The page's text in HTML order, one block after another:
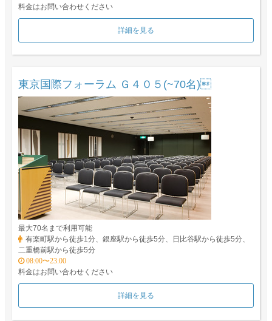
料金はお問い合わせください
詳細を見る
東京国際フォーラム Ｇ４０５(~70名)
最大70名まで利用可能
有楽町駅から徒歩1分、銀座駅から徒歩5分、日比谷駅から徒歩5分、
二重橋前駅から徒歩5分
08:00〜23:00
料金はお問い合わせください
詳細を見る